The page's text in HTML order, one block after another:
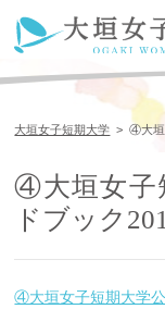
大垣女子短期大学 >④大垣
④大垣女子
ドブック
④大垣女子短期大学